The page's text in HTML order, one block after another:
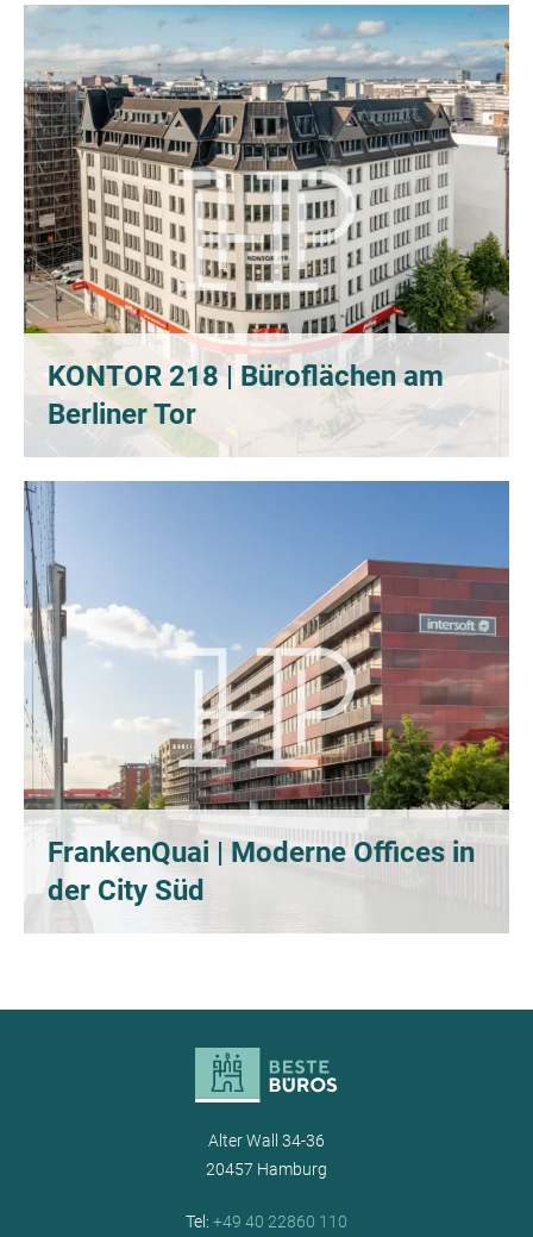
KONTOR 218 | Büroflächen am
Berliner Tor
FrankenQuai | Moderne Offices in
der City Süd
Alter Wall 34-36
20457 Hamburg
Tel: +49 40 22860 110